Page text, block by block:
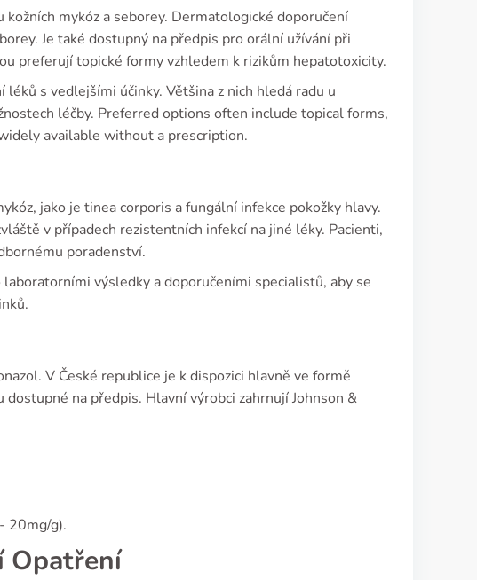
mykóz a seborey. Dermatologické doporučení
Je také dostupný na předpis pro orální užívání při
preferují topické formy vzhledem k rizikům hepatotoxicity.
s vedlejšími účinky. Většina z nich hledá radu u
léčby. Preferred options often include topical forms,
available without a prescription.
jako je tinea corporis a fungální infekce pokožky hlavy.
v případech rezistentních infekcí na jiné léky. Pacienti,
poradenství.
výsledky a doporučeními specialistů, aby se
V České republice je k dispozici hlavně ve formě
na předpis. Hlavní výrobci zahrnují Johnson &
20mg/g).
Opatření